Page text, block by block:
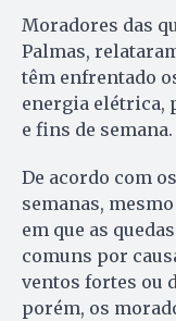
Moradores das
Palmas,
têm enfrentado
energia elétrica,
e fins de semana.
De acordo com
semanas,
em que as
comuns por
ventos fortes ou
porém, os